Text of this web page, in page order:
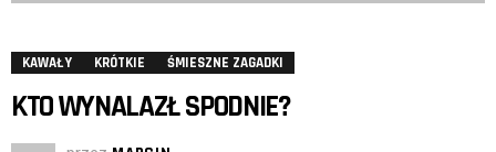
KAWAŁY KRÓTKIE ŚMIESZNE ZAGADKI
KTO WYNALAZŁ SPODNIE?